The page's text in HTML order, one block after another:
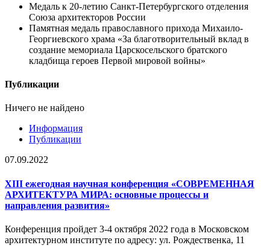
Медаль к 20-летию Санкт-Петербургского отделения
Союза архитекторов России
Памятная медаль православного прихода Михаило-
Георгиевского храма «За благотворительный вклад в
создание мемориала Царскосельского братского
кладбища героев Первой мировой войны»
Публикации
Ничего не найдено
Информация
Публикации
07.09.2022
XIII ежегодная научная конференция «СОВРЕМЕННАЯ
АРХИТЕКТУРА МИРА: основные процессы и
направления развития»
Конференция пройдет 3-4 октября 2022 года в Московском
архитектурном институте по адресу: ул. Рождественка, 11